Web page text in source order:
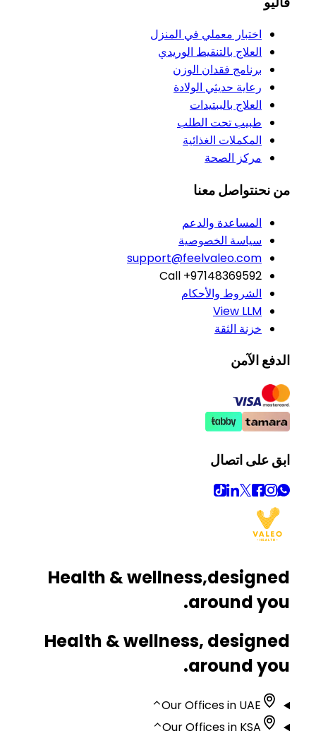
اختبار معملي في المنزل
العلاج بالتنقيط الوريدي
برنامج فقدان الوزن
رعاية حديثي الولادة
العلاج بالببتيدات
طبيب تحت الطلب
المكملات الغذائية
مركز الصحة
من نحنتواصل معنا
المساعدة والدعم
سياسة الخصوصية
support@feelvaleo.com
Call +97148369592
الشروط والأحكام
View LLM
خزنة الثقة
الدفع الآمن
ابق على اتصال
Health & wellness,designed
around you.
Health & wellness, designed
around you.
Our Offices in UAE
⌃
Our Offices in KSA
⌃